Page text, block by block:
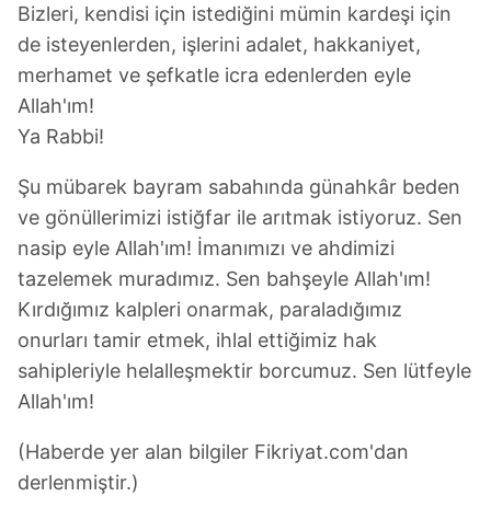
Bizleri, kendisi için istediğini mümin kardeşi için
de isteyenlerden, işlerini adalet, hakkaniyet,
merhamet ve şefkatle icra edenlerden eyle
Allah'ım!
Ya Rabbi!
Şu mübarek bayram sabahında günahkâr beden
ve gönüllerimizi istiğfar ile arıtmak istiyoruz. Sen
nasip eyle Allah'ım! İmanımızı ve ahdimizi
tazelemek muradımız. Sen bahşeyle Allah'ım!
Kırdığımız kalpleri onarmak, paraladığımız
onurları tamir etmek, ihlal ettiğimiz hak
sahipleriyle helalleşmektir borcumuz. Sen lütfeyle
Allah'ım!
(Haberde yer alan bilgiler Fikriyat.com'dan
derlenmiştir.)